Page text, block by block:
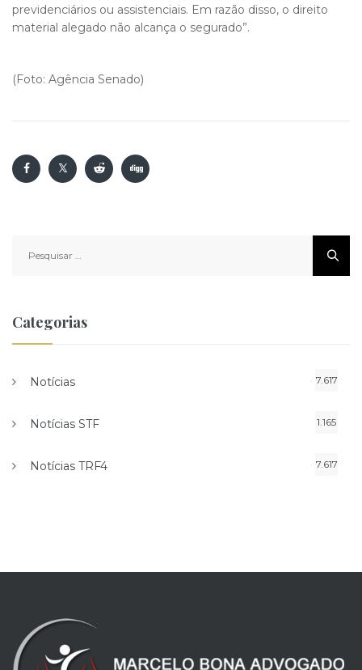
previdenciários ou assistenciais. Em razão disso, o direito
material alegado não alcança o segurado”.
(Foto: Agência Senado)
por:
Categorias
Notícias 7.617
Notícias STF 1.165
Notícias TRF4 7.617